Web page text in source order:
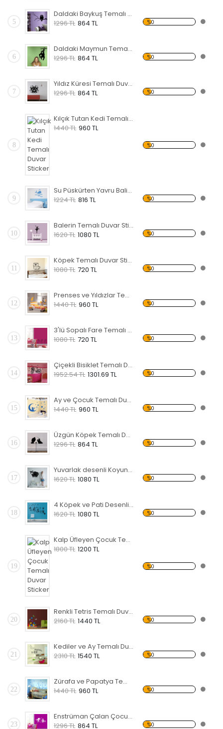
5
Daldaki Baykuş Temalı Duvar Sticker
1296 TL 864 TL %0
6
Daldaki Maymun Temalı Duvar Sticker
1296 TL 864 TL %0
7
Yıldız Küresi Temalı Duvar Sticker
1296 TL 864 TL %0
8
Kılçık Tutan Kedi Temalı Duvar Sticker
1440 TL 960 TL
%0
9
Su Püskürten Yavru Balina Temalı Duvar Sticker
1224 TL 816 TL %0
10
Balerin Temalı Duvar Sticker
1620 TL 1080 TL %0
11
Köpek Temalı Duvar Sticker
1080 TL 720 TL %0
12
Prenses ve Yıldızlar Temalı Duvar Sticker
1440 TL 960 TL %0
13
3'lü Sopalı Fare Temalı Duvar Sticker
1080 TL 720 TL %0
14
Çiçekli Bisiklet Temalı Duvar Sticker
1952.54 TL 1301.69 TL %0
15
Ay ve Çocuk Temalı Duvar Sticker
1440 TL 960 TL %0
16
Üzgün Köpek Temalı Duvar Sticker
1296 TL 864 TL %0
17
Yuvarlak desenli Koyun Temalı Duvar Sticker
1620 TL 1080 TL %0
18
4 Köpek ve Pati Desenli Temalı Duvar Sticker
1620 TL 1080 TL %0
19
Kalp Üfleyen Çocuk Temalı Duvar Sticker
1800 TL 1200 TL
%0
20
Renkli Tetris Temalı Duvar Sticker
2160 TL 1440 TL %0
21
Kediler ve Ay Temalı Duvar Sticker
2310 TL 1540 TL %0
22
Zürafa ve Papatya Temalı Duvar Sticker
1440 TL 960 TL %0
23
Enstrüman Çalan Çocuk Temalı Duvar Sticker
1296 TL 864 TL %0